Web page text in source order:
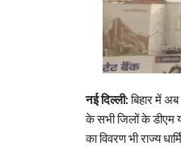
नई दिल्ली:बिहार में
के सभी जिलों के डीएम
का विवरण भी राज्य